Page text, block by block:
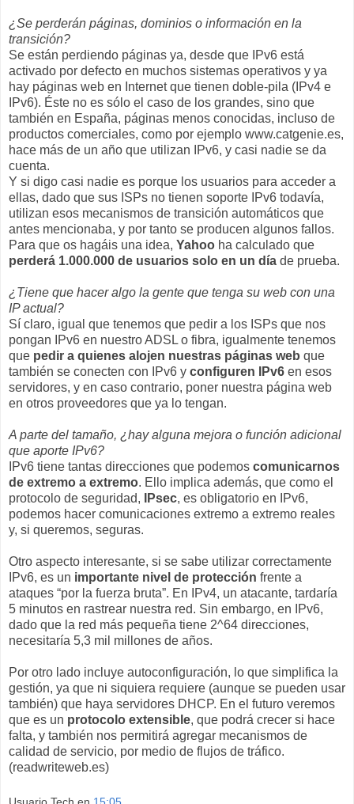
¿Se perderán páginas, dominios o información en la
transición?
Se están perdiendo páginas ya, desde que IPv6 está
activado por defecto en muchos sistemas operativos y ya
hay páginas web en Internet que tienen doble-pila (IPv4 e
IPv6). Éste no es sólo el caso de los grandes, sino que
también en España, páginas menos conocidas, incluso de
productos comerciales, como por ejemplo www.catgenie.es,
hace más de un año que utilizan IPv6, y casi nadie se da
cuenta.
Y si digo casi nadie es porque los usuarios para acceder a
ellas, dado que sus ISPs no tienen soporte IPv6 todavía,
utilizan esos mecanismos de transición automáticos que
antes mencionaba, y por tanto se producen algunos fallos.
Para que os hagáis una idea, Yahoo ha calculado que
perderá 1.000.000 de usuarios solo en un día de prueba.
¿Tiene que hacer algo la gente que tenga su web con una
IP actual?
Sí claro, igual que tenemos que pedir a los ISPs que nos
pongan IPv6 en nuestro ADSL o fibra, igualmente tenemos
que pedir a quienes alojen nuestras páginas web que
también se conecten con IPv6 y configuren IPv6 en esos
servidores, y en caso contrario, poner nuestra página web
en otros proveedores que ya lo tengan.
A parte del tamaño, ¿hay alguna mejora o función adicional
que aporte IPv6?
IPv6 tiene tantas direcciones que podemos comunicarnos
de extremo a extremo. Ello implica además, que como el
protocolo de seguridad,
IPsec, es obligatorio en IPv6,
podemos hacer comunicaciones extremo a extremo reales
y, si queremos, seguras.
Otro aspecto interesante, si se sabe utilizar correctamente
IPv6, es un importante nivel de protección frente a
ataques “por la fuerza bruta”. En IPv4, un atacante, tardaría
5 minutos en rastrear nuestra red. Sin embargo, en IPv6,
dado que la red más pequeña tiene 2^64 direcciones,
necesitaría 5,3 mil millones de años.
Por otro lado incluye autoconfiguración, lo que simplifica la
gestión, ya que ni siquiera requiere (aunque se pueden usar
también) que haya servidores DHCP. En el futuro veremos
que es un protocolo extensible, que podrá crecer si hace
falta, y también nos permitirá agregar mecanismos de
calidad de servicio, por medio de flujos de tráfico.
(readwriteweb.es)
Usuario Tech en 15:05